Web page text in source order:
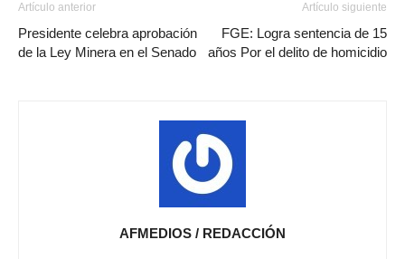
Artículo anterior
Presidente celebra aprobación
de la Ley Minera en el Senado
Artículo siguiente
FGE: Logra sentencia de 15
años Por el delito de homicidio
AFMEDIOS / REDACCIÓN